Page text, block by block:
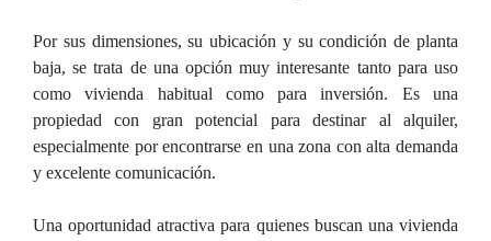
Por sus dimensiones, su ubicación y su condición de planta
baja, se trata de una opción muy interesante tanto para uso
como vivienda habitual como para inversión. Es una
propiedad con gran potencial para destinar al alquiler,
especialmente por encontrarse en una zona con alta demanda
y excelente comunicación.
Una oportunidad atractiva para quienes buscan una vivienda